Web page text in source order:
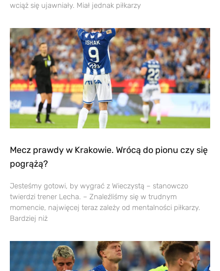
wciąż się ujawniały. Miał jednak piłkarzy
Mecz prawdy w Krakowie. Wrócą do pionu czy się
pogrążą?
Jesteśmy gotowi, by wygrać z Wieczystą – stanowczo
twierdzi trener Lecha. – Znaleźliśmy się w trudnym
momencie, najwięcej teraz zależy od mentalności piłkarzy.
Bardziej niż